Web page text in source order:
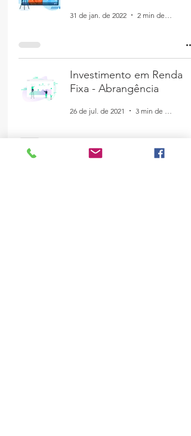
31 de jan. de 2022
Investimento em Renda
Fixa - Abrangência
26 de jul. de 2021